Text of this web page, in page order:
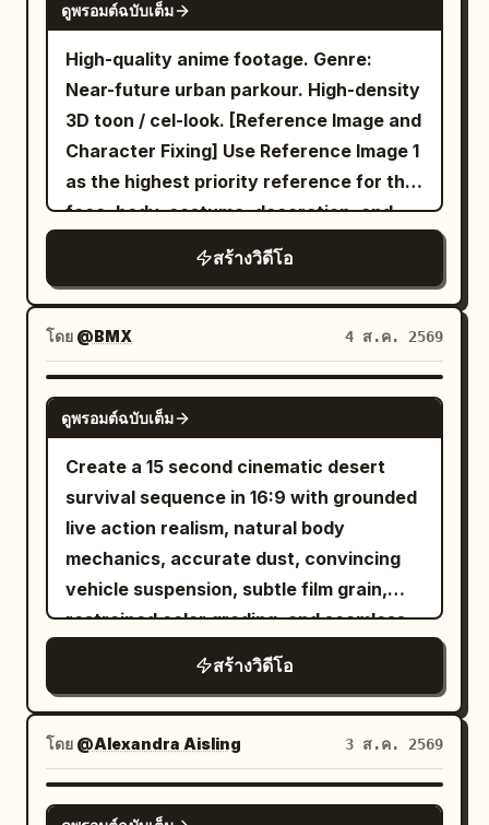
ดูพรอมต์ฉบับเต็ม
High-quality anime footage. Genre:
Near-future urban parkour. High-density
3D toon / cel-look. [Reference Image and
Character Fixing] Use Reference Image 1
as the highest priority reference for the
face, body, costume, decoration, and
coloring of the only character
appearing. Maintain the person in
Reference Image 1 as the same individual
throughout... (etc) ... Environment sound
and foley only. Sync shoe sole sounds
scraping wet panels, short grounding
sound when both feet hit the bottom of
the sign, low vibration of reinforced
metal, and splashing water drops.
Synchronize the lens pass.
สร้างวิดีโอ
โดย @BMX 4 ส.ค. 2569
SEEDANCE 2.0
ดูพรอมต์ฉบับเต็ม
Create a 15 second cinematic desert
survival sequence in 16:9 with grounded
live action realism, natural body
mechanics, accurate dust, convincing
vehicle suspension, subtle film grain,
restrained color grading, and seamless
shot continuity. The setting is a sun
bleached basin surrounded by dry brown
mountains beneath a clear cyan sky.
Sparse shrubs, cracked asphalt, faded
yellow road lines, heat shimmer, and
windblown grit make the landscape feel
สร้างวิดีโอ
โดย @Alexandra Aisling 3 ส.ค. 2569
SEEDANCE 2.0